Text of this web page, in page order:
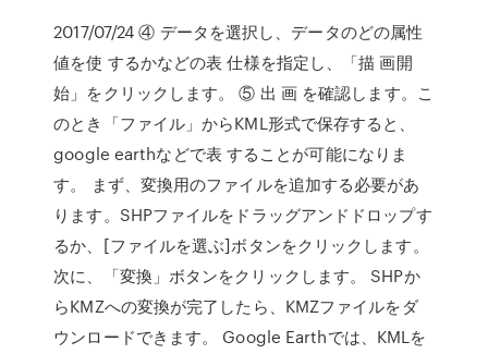
2017/07/24 ④ データを選択し、データのどの属性
値を使 するかなどの表 仕様を指定し、「描 画開
始」をクリックします。 ⑤ 出 画 を確認します。こ
のとき「ファイル」からKML形式で保存すると、
google earthなどで表 することが可能になりま
す。 まず、変換用のファイルを追加する必要があ
ります。SHPファイルをドラッグアンドドロップす
るか、[ファイルを選ぶ]ボタンをクリックします。
次に、「変換」ボタンをクリックします。 SHPか
らKMZへの変換が完了したら、KMZファイルをダ
ウンロードできます。 Google Earthでは、KMLを